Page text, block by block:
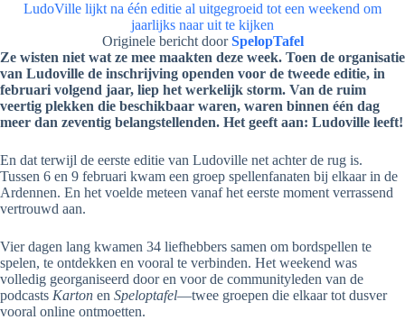
LudoVille lijkt na één editie al uitgegroeid tot een weekend om
jaarlijks naar uit te kijken
Originele bericht doorSpelopTafel
Ze wisten niet wat ze mee maakten deze week. Toen de organisatie
van Ludoville de inschrijving openden voor de tweede editie, in
februari volgend jaar, liep het werkelijk storm. Van de ruim
veertig plekken die beschikbaar waren, waren binnen één dag
meer dan zeventig belangstellenden. Het geeft aan: Ludoville leeft!
En dat terwijl de eerste editie van Ludoville net achter de rug is.
Tussen 6 en 9 februari kwam een groep spellenfanaten bij elkaar in de
Ardennen. En het voelde meteen vanaf het eerste moment verrassend
vertrouwd aan.
Vier dagen lang kwamen 34 liefhebbers samen om bordspellen te
spelen, te ontdekken en vooral te verbinden. Het weekend was
volledig georganiseerd door en voor de communityleden van de
podcasts Karton en Speloptafel—twee groepen die elkaar tot dusver
vooral online ontmoetten.